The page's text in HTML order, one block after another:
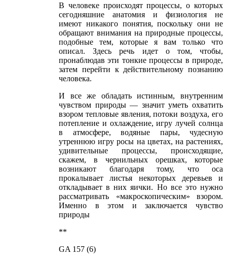
В человеке происходят процессы, о которых
сегодняшние анатомия и физиология не
имеют никакого понятия, поскольку они не
обращают внимания на природные процессы,
подобные тем, которые я вам только что
описал. Здесь речь идет о том, чтобы,
пронаблюдав эти тонкие процессы в природе,
затем перейти к действительному познанию
человека.
И все же обладать истинным, внутренним
чувством природы — значит уметь охватить
взором тепловые явления, потоки воздуха, его
потепление и охлаждение, игру лучей солнца
в атмосфере, водяные пары, чудесную
утреннюю игру росы на цветах, на растениях,
удивительные процессы, происходящие,
скажем, в чернильных орешках, которые
возникают благодаря тому, что оса
прокалывает листья некоторых деревьев и
откладывает в них яички. Но все это нужно
рассматривать «макроскопическим» взором.
Именно в этом и заключается чувство
природы
**
GA 157 (6)